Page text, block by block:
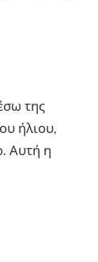
της
ήλιου,
Αυτή η